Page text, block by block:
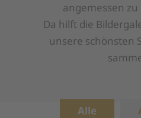
angemessen
Da hilft die
unsere schönsten
Alle